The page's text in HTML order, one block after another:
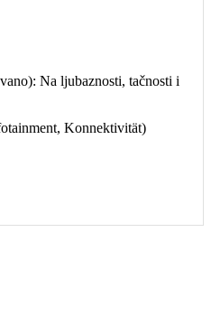
Na ljubaznosti, tačnosti i
Konnektivität)